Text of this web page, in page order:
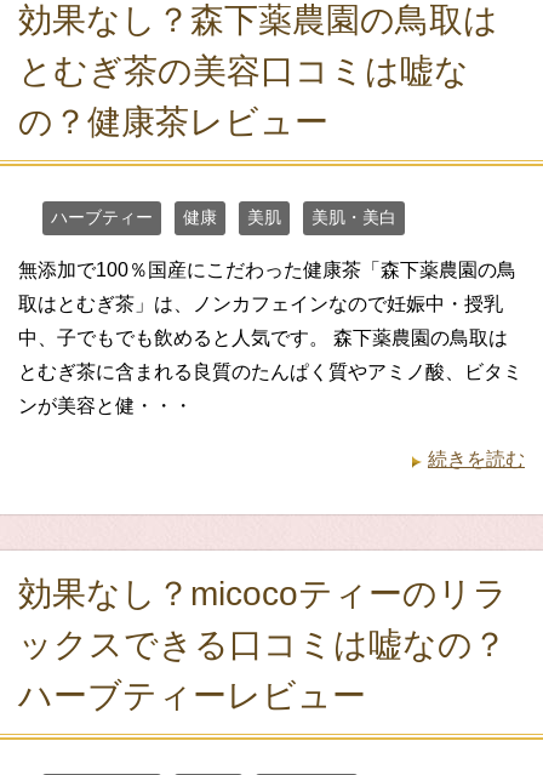
効果なし？森下薬農園の鳥取は
とむぎ茶の美容口コミは嘘な
の？健康茶レビュー
ハーブティー 健康 美肌 美肌・美白
無添加で100％国産にこだわった健康茶「森下薬農園の鳥
取はとむぎ茶」は、ノンカフェインなので妊娠中・授乳
中、子でもでも飲めると人気です。 森下薬農園の鳥取は
とむぎ茶に含まれる良質のたんぱく質やアミノ酸、ビタミ
ンが美容と健・・・
続きを読む
効果なし？micocoティーのリラ
ックスできる口コミは嘘なの？
ハーブティーレビュー